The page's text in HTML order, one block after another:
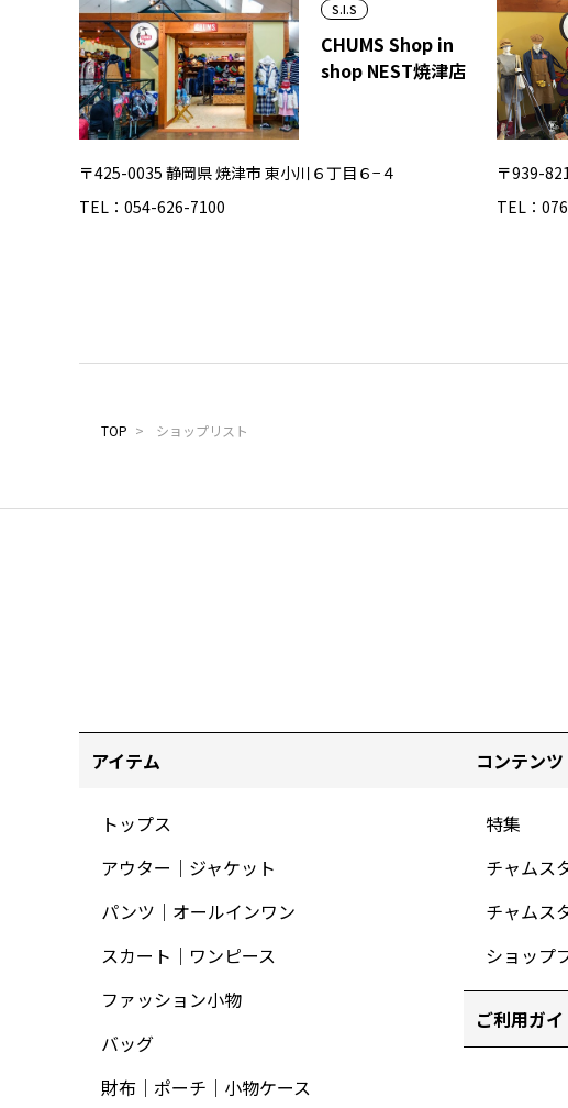
S.I.S
CHUMS Shop in
shop NEST焼津店
〒425-0035 静岡県 焼津市 東小川６丁目６−４
TEL：054-626-7100
〒939-
TEL：
TOP > ショップリスト
アイテム
トップス
アウター｜ジャケット
パンツ｜オールインワン
スカート｜ワンピース
ファッション小物
バッグ
財布｜ポーチ｜小物ケース
コンテンツ
特集
チャムス
チャムス
ショップ
ご利用ガ